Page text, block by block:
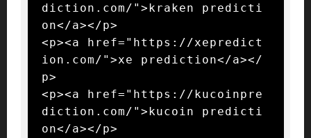
diction.com/">kraken predicti
on</a></p>
<p><a href="https://xepredict
ion.com/">xe prediction</a></
p>
<p><a href="https://kucoinpre
diction.com/">kucoin predicti
on</a></p>